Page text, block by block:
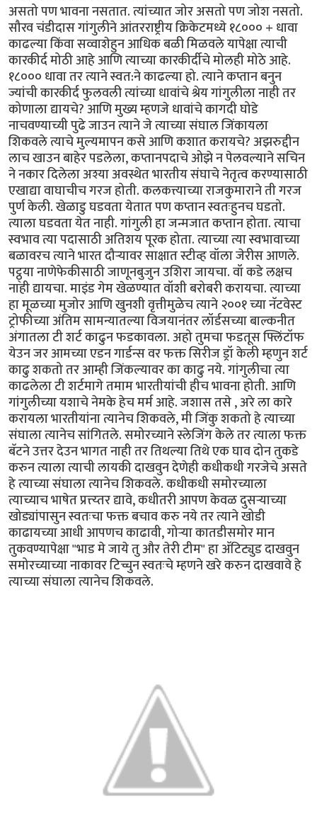
असतो पण भावना नसतात. त्यांच्यात जोर असतो पण जोश नसतो.
सौरव चंडीदास गांगुलीने आंतरराष्ट्रीय क्रिकेटमध्ये १८००० + धावा
काढल्या किंवा सव्वाशेहुन आधिक बळी मिळवले यापेक्षा त्याची
कारकीर्द मोठी आहे आणि त्याच्या कारकीर्दीचे मोलही मोठे आहे.
१८००० धावा तर त्याने स्वत:ने काढल्या हो. त्याने कप्तान बनुन
ज्यांची कारकीर्द फुलवली त्यांच्या धावांचे श्रेय गांगुलीला नाही तर
कोणाला द्यायचे? आणि मुख्य म्हणजे धावांचे कागदी घोडे
नाचवण्याच्यी पुढे जाउन त्याने जे त्याच्या संघाल जिंकायला
शिकवले त्याचे मुल्यमापन कसे आणि कशात करायचे? अझरुद्दीन
लाच खाउन बाहेर पडलेला, कप्तानपदाचे ओझे न पेलवल्याने सचिन
ने नकार दिलेला अश्या अवस्थेत भारतीय संघाचे नेतृत्व करण्यासाठी
एखाद्या वाघाचीच गरज होती. कलकत्त्याच्या राजकुमाराने ती गरज
पुर्ण केली. खेळाडु घडवता येतात पण कप्तान स्वतःहुनच घडतो.
त्याला घडवता येत नाही. गांगुली हा जन्मजात कप्तान होता. त्याचा
स्वभाव त्या पदासाठी अतिशय पूरक होता. त्याच्या त्या स्वभावाच्या
बळावरच त्याने भारत दौर्‍यावर साक्षात स्टीव्ह वॉला जेरीस आणले.
पट्ठ्या नाणेफेकीसाठी जाणूनबुजुन उशिरा जायचा. वॉ कडे लक्षच
नाही द्यायचा. माइंड गेम खेळण्यात वॉशी बरोबरी करायचा. त्याच्या
हा मूळच्या मुजोर आणि खुनशी वृत्तीमुळेच त्याने २००१ च्या नॅटवेस्ट
ट्रोफीच्या अंतिम सामन्यातल्या विजयानंतर लॉर्डसच्या बाल्कनीत
अंगातला टी शर्ट काढुन फडकावला. अहो तुमचा फडतूस फ्लिंटॉफ
येउन जर आमच्या एडन गार्डन्स वर फक्त सिरीज ड्रॉ केली म्हणुन शर्ट
काढु शकतो तर आम्ही जिंकल्यावर का काढु नये. गांगुलीचा त्या
काढलेला टी शर्टमागे तमाम भारतीयांची हीच भावना होती. आणि
गांगुलीच्या यशाचे नेमके हेच मर्म आहे. जशास तसे , अरे ला कारे
करायला भारतीयांना त्यानेच शिकवले, मी जिंकु शकतो हे त्याच्या
संघाला त्यानेच सांगितले. समोरच्याने स्लेजिंग केले तर त्याला फक्त
बॅटने उत्तर देउन भागत नाही तर तिथल्या तिथे एक घाव दोन तुकडे
करुन त्याला त्याची लायकी दाखवुन देणेही कधीकधी गरजेचे असते
हे त्याच्या संघाला त्यानेच शिकवले. कधीकधी समोरच्याला
त्याच्याच भाषेत प्रत्त्य्तर द्यावे, कधीतरी आपण केवळ दुसर्‍याच्या
खोड्यांपासुन स्वतःचा फक्त बचाव करु नये तर त्याने खोडी
काढायच्या आधी आपणच काढावी, गोर्‍या कातडीसमोर मान
तुकवण्यापेक्षा "भाड मे जाये तु और तेरी टीम" हा अ‍ॅटिट्युड दाखवुन
समोरच्याच्या नाकावर टिच्चुन स्वतःचे म्हणने खरे करुन दाखवावे हे
त्याच्या संघाला त्यानेच शिकवले.